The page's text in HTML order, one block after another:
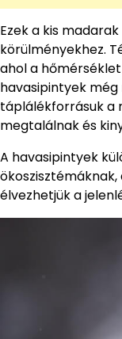
Ezek a kis
körülményekhez.
ahol a
havasipintyek
táplálékforrásuk a
megtalálnak és
A havasipintyek
ökoszisztémáknak,
élvezhetjük a